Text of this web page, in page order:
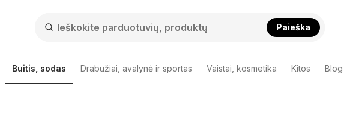
Paieška
Buitis, sodas Drabužiai, avalynė ir sportas Vaistai, kosmetika Kitos Blog